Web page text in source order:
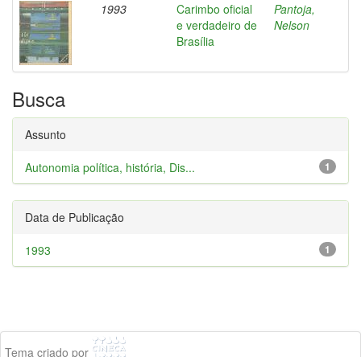
1993
Carimbo oficial
e verdadeiro de
Brasília
Pantoja,
Nelson
Busca
Assunto
1
Autonomia política, história, Dis...
Data de Publicação
1
1993
Tema criado por